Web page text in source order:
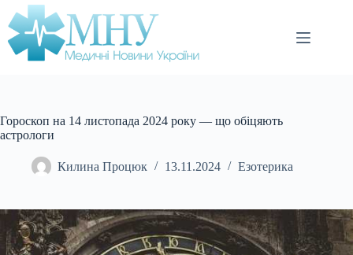
Перейти
до
вмісту
Гороскоп на 14 листопада 2024 року — що обіцяють
астрологи
Килина Процюк 13.11.2024 Езотерика